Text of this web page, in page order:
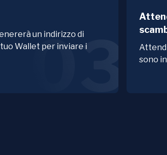
un indirizzo di
Wallet per inviare i
03
sono